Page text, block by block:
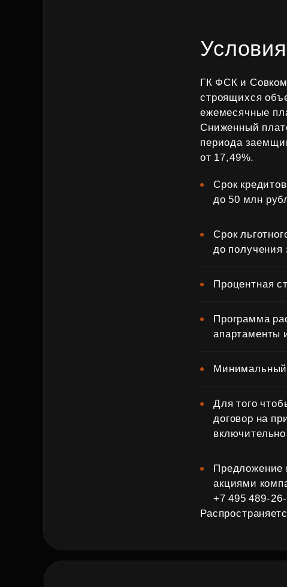
ГК ФСК и
строящихся
ежемесячные
Сниженный
периода
от 17,49%.
Срок
до 50 млн
Срок
до получения
Процентная
Программа
апартаменты
Минимальный
Для того
договор на
включительно
Предложение
акциями
+7 495